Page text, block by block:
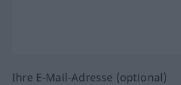
Ihre E-Mail-Adresse (optional)